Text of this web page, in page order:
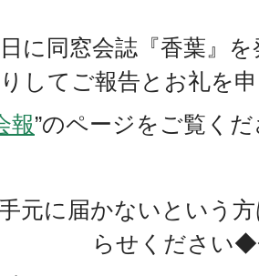
に同窓会誌『香葉』
してご報告とお礼を
報”のページをご覧く
に届かないという方
らせください